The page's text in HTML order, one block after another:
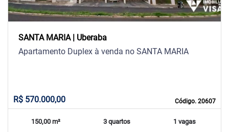
SANTA MARIA | Uberaba
Código. 20607
Apartamento Duplex à venda no SANTA MARIA
R$ 570.000,00
150,00 m² 3 quartos 1 vagas